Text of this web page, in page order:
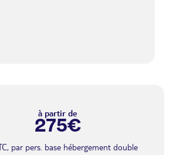
à partir de
275€
par pers. base hébergement double